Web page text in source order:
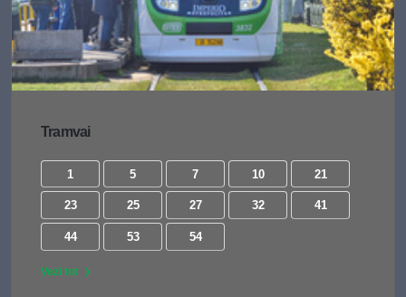
Tramvai
1 5 7 10 21
23 25 27 32 41
44 53 54
Vezi tot